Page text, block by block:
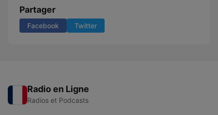
Partager
Facebook Twitter
Radio en Ligne
Radios et Podcasts